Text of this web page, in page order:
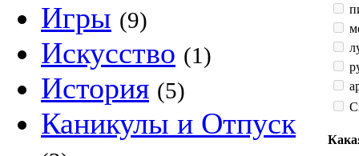
Игры (9)
Искусство (1)
История (5)
Каникулы и Отпуск